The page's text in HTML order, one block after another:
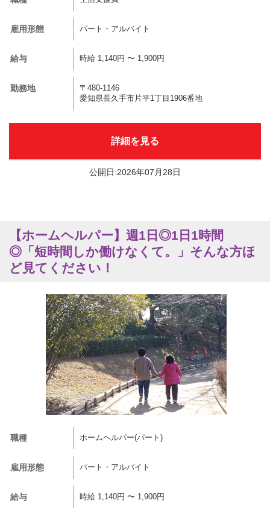
雇用形態 パート・アルバイト
給与 時給 1,140円 〜 1,900円
勤務地
〒480-1146
愛知県長久手市片平1丁目1906番地
詳細を見る
公開日:2026年07月28日
【ホームヘルパー】週1日◎1日1時間
◎「短時間しか働けなくて。」そんな方ほ
ど見てください！
職種 ホームヘルパー(パート)
雇用形態 パート・アルバイト
給与 時給 1,140円 〜 1,900円